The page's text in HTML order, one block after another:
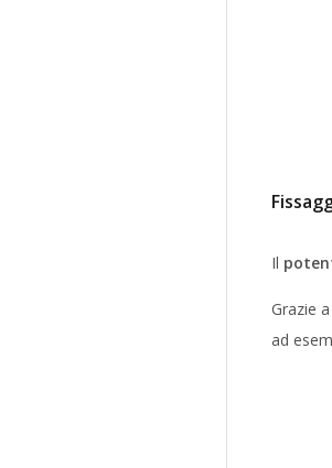
Il
Grazie
ad